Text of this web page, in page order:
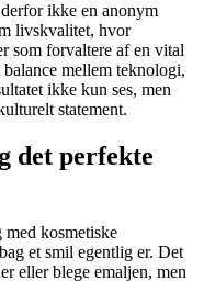
ikke en anonym
livskvalitet, hvor
som forvaltere af en vital
mellem teknologi,
ikke kun ses, men
statement.
det perfekte
med kosmetiske
et smil egentlig er. Det
eller blege emaljen, men